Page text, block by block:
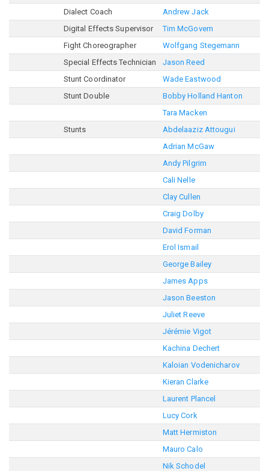
Dialect Coach
Andrew Jack
Digital Effects Supervisor
Tim McGovern
Fight Choreographer
Wolfgang Stegemann
Special Effects Technician
Jason Reed
Stunt Coordinator
Wade Eastwood
Stunt Double
Bobby Holland Hanton
Tara Macken
Stunts
Abdelaaziz Attougui
Adrian McGaw
Andy Pilgrim
Cali Nelle
Clay Cullen
Craig Dolby
David Forman
Erol Ismail
George Bailey
James Apps
Jason Beeston
Juliet Reeve
Jérémie Vigot
Kachina Dechert
Kaloian Vodenicharov
Kieran Clarke
Laurent Plancel
Lucy Cork
Matt Hermiston
Mauro Calo
Nik Schodel